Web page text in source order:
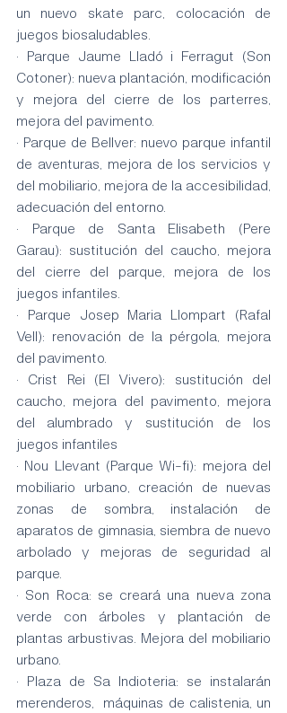
un nuevo skate parc, colocación de
juegos biosaludables.
· Parque Jaume Lladó i Ferragut (Son
Cotoner): nueva plantación, modificación
y mejora del cierre de los parterres,
mejora del pavimento.
· Parque de Bellver: nuevo parque infantil
de aventuras, mejora de los servicios y
del mobiliario, mejora de la accesibilidad,
adecuación del entorno.
· Parque de Santa Elisabeth (Pere
Garau): sustitución del caucho, mejora
del cierre del parque, mejora de los
juegos infantiles.
· Parque Josep Maria Llompart (Rafal
Vell): renovación de la pérgola, mejora
del pavimento.
· Crist Rei (El Vivero): sustitución del
caucho, mejora del pavimento, mejora
del alumbrado y sustitución de los
juegos infantiles
· Nou Llevant (Parque Wi-fi): mejora del
mobiliario urbano, creación de nuevas
zonas de sombra, instalación de
aparatos de gimnasia, siembra de nuevo
arbolado y mejoras de seguridad al
parque.
· Son Roca: se creará una nueva zona
verde con árboles y plantación de
plantas arbustivas. Mejora del mobiliario
urbano.
· Plaza de Sa Indioteria: se instalarán
merenderos,  máquinas de calistenia, un